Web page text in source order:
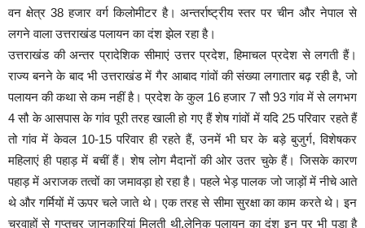
वन क्षेत्र 38 हजार वर्ग किलोमीटर है। अन्तर्राष्ट्रीय स्तर पर चीन और नेपाल से
लगने वाला उत्तराखंड पलायन का दंश झेल रहा है।
उत्तराखंड की अन्तर प्रादेशिक सीमाएं उत्तर प्रदेश, हिमाचल प्रदेश से लगती हैं।
राज्य बनने के बाद भी उत्तराखंड में गैर आबाद गांवों की संख्या लगातार बढ़ रही है, जो
पलायन की कथा से कम नहीं है। प्रदेश के कुल 16 हजार 7 सौ 93 गांव में से लगभग
4 सौ के आसपास के गांव पूरी तरह खाली हो गए हैं शेष गांवों में यदि 25 परिवार रहते हैं
तो गांव में केवल 10-15 परिवार ही रहते हैं, उनमें भी घर के बड़े बुजुर्ग, विशेषकर
महिलाएं ही पहाड़ में बचीं हैं। शेष लोग मैदानों की ओर उतर चुके हैं। जिसके कारण
पहाड़ में अराजक तत्वों का जमावड़ा हो रहा है। पहले भेड़ पालक जो जाड़ों में नीचे आते
थे और गर्मियों में ऊपर चले जाते थे। एक तरह से सीमा सुरक्षा का काम करते थे। इन
चरवाहों से गुप्तचर जानकारियां मिलती थी,लेनिक पलायन का दंश इन पर भी पड़ा है